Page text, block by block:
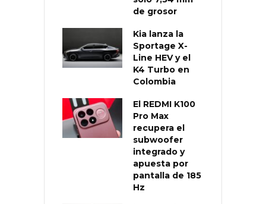
de grosor
Kia lanza la
Sportage X-
Line HEV y el
K4 Turbo en
Colombia
El REDMI K100
Pro Max
recupera el
subwoofer
integrado y
apuesta por
pantalla de 185
Hz